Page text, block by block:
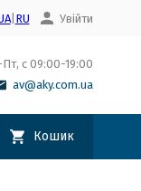
| RU Увійти
с 09:00-19:00
av@aky.com.ua
Кошик